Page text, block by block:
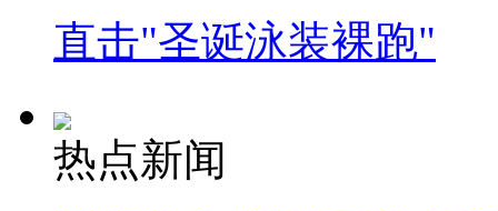
直击"圣诞泳装裸跑"
热点新闻